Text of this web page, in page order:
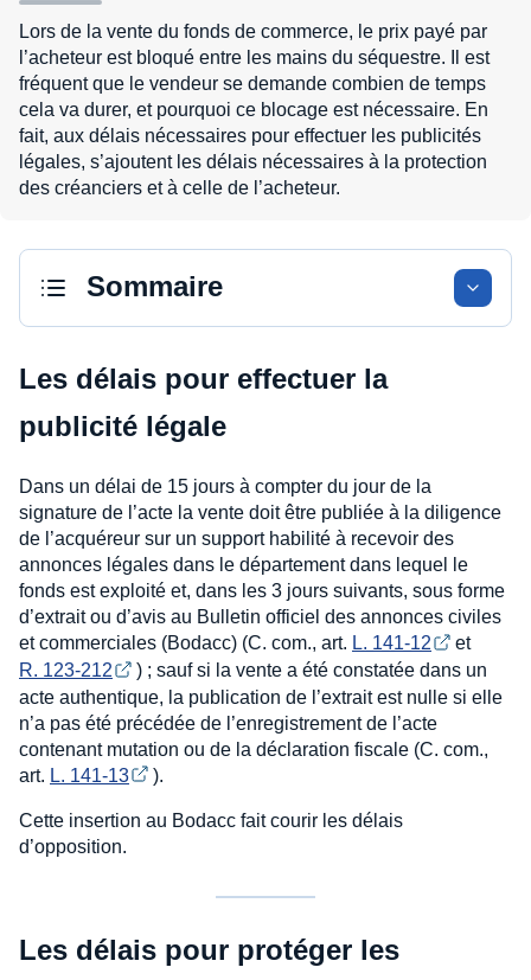
Lors de la vente du fonds de commerce, le prix payé par
l’acheteur est bloqué entre les mains du séquestre. Il est
fréquent que le vendeur se demande combien de temps
cela va durer, et pourquoi ce blocage est nécessaire. En
fait, aux délais nécessaires pour effectuer les publicités
légales, s’ajoutent les délais nécessaires à la protection
des créanciers et à celle de l’acheteur.
Sommaire
Les délais pour effectuer la
publicité légale
Dans un délai de 15 jours à compter du jour de la
signature de l’acte la vente doit être publiée à la diligence
de l’acquéreur sur un support habilité à recevoir des
annonces légales dans le département dans lequel le
fonds est exploité et, dans les 3 jours suivants, sous forme
d’extrait ou d’avis au Bulletin officiel des annonces civiles
et commerciales (Bodacc) (C. com., art. L. 141-12
et
R. 123-212
) ; sauf si la vente a été constatée dans un
acte authentique, la publication de l’extrait est nulle si elle
n’a pas été précédée de l’enregistrement de l’acte
contenant mutation ou de la déclaration fiscale (C. com.,
art. L. 141-13 ).
Cette insertion au Bodacc fait courir les délais
d’opposition.
Les délais pour protéger les